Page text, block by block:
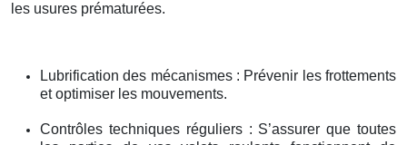
les usures prématurées.
Lubrification des mécanismes : Prévenir les frottements
et optimiser les mouvements.
Contrôles techniques réguliers : S’assurer que toutes